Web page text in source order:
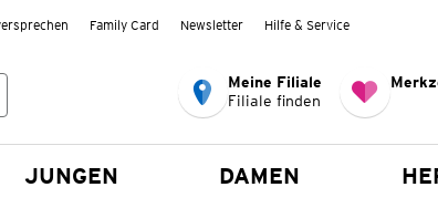
Family Card Newsletter Hilfe & Service
Meine Filiale
Filiale finden
JUNGEN DAMEN